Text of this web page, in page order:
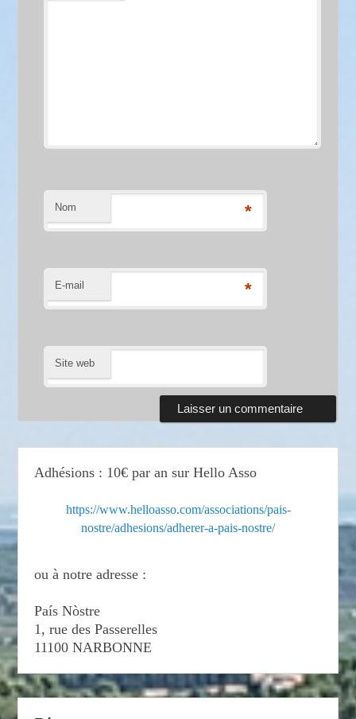
Nom *
E-mail *
Site web
Adhésions : 10€ par an sur Hello Asso
https://www.helloasso.com/associations/pais-
nostre/adhesions/adherer-a-pais-nostre/
ou à notre adresse :
País Nòstre
1, rue des Passerelles
11100 NARBONNE